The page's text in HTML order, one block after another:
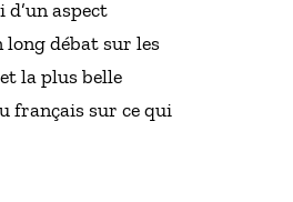
d’un aspect
long débat sur les
la plus belle
français sur ce qui